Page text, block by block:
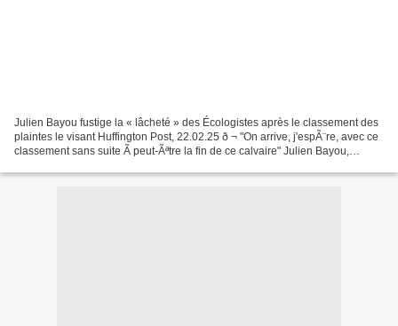
Julien Bayou fustige la « lâcheté » des Écologistes après le classement des
plaintes le visant Huffington Post, 22.02.25 ð ¬ "On arrive, j'espÃ¨re, avec ce
classement sans suite Ã peut-Ãªtre la fin de ce calvaire" Julien Bayou,